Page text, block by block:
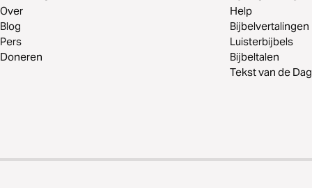
Over
Blog
Pers
Doneren
Help
Bijbelvertalingen
Luisterbijbels
Bijbeltalen
Tekst van de Dag